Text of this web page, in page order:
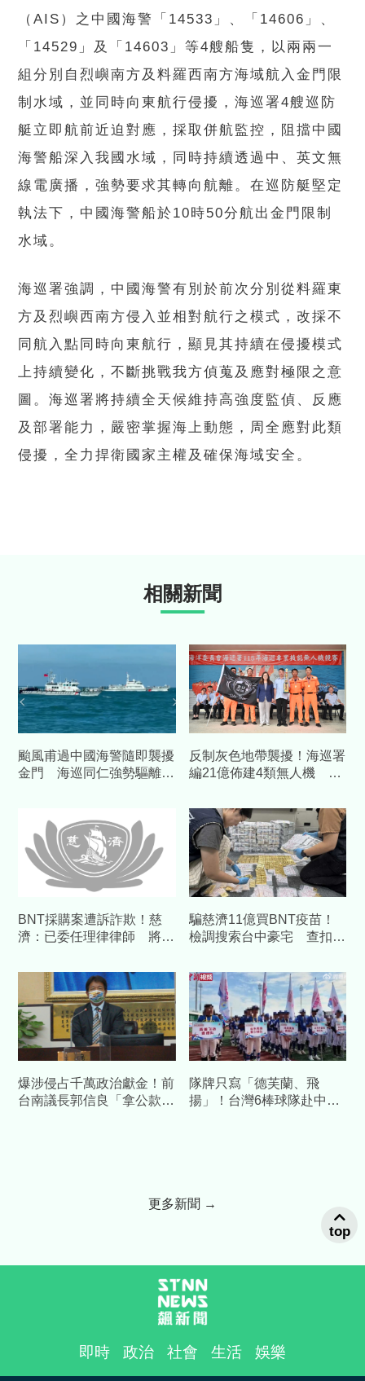
（AIS）之中國海警「14533」、「14606」、
「14529」及「14603」等4艘船隻，以兩兩一
組分別自烈嶼南方及料羅西南方海域航入金門限
制水域，並同時向東航行侵擾，海巡署4艘巡防
艇立即航前近迫對應，採取併航監控，阻擋中國
海警船深入我國水域，同時持續透過中、英文無
線電廣播，強勢要求其轉向航離。在巡防艇堅定
執法下，中國海警船於10時50分航出金門限制
水域。
海巡署強調，中國海警有別於前次分別從料羅東
方及烈嶼西南方侵入並相對航行之模式，改採不
同航入點同時向東航行，顯見其持續在侵擾模式
上持續變化，不斷挑戰我方偵蒐及應對極限之意
圖。海巡署將持續全天候維持高強度監偵、反應
及部署能力，嚴密掌握海上動態，周全應對此類
侵擾，全力捍衛國家主權及確保海域安全。
相關新聞
颱風甫過中國海警隨即襲擾
金門 海巡同仁強勢驅離展
反制灰色地帶襲擾！海巡署
編21億佈建4類無人機 邁
BNT採購案遭訴詐欺！慈
濟：已委任理律律師 將採
騙慈濟11億買BNT疫苗！
檢調搜索台中豪宅 查扣逾
爆涉侵占千萬政治獻金！前
台南議長郭信良「拿公款補
隊牌只寫「德芙蘭、飛
揚」！台灣6棒球隊赴中交
更多新聞 →
即時 政治 社會 生活 娛樂
top